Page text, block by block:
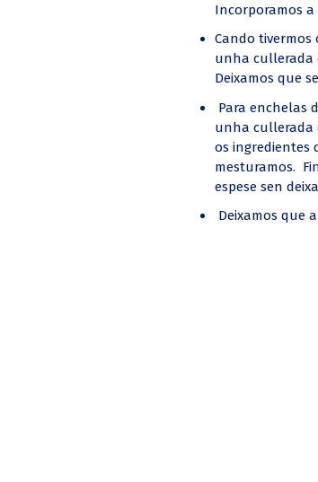
Incorporamos a
Cando
unha cullerada
Deixamos que
Para enchelas
unha cullerada
os ingredientes
mesturamos.
espese sen
Deixamos que